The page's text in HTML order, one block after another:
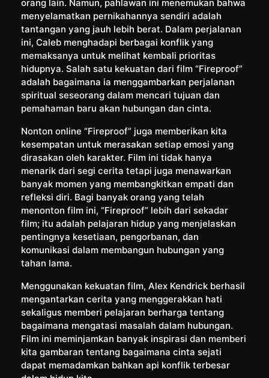
orang lain. Namun, pahlawan ini menemukan bahwa
menyelamatkan pernikahannya sendiri adalah
tantangan yang jauh lebih berat. Dalam perjalanan
ini, Caleb menghadapi berbagai konflik yang
memaksanya untuk melihat kembali prioritas
hidupnya. Salah satu kekuatan dari film “Fireproof”
adalah bagaimana ia menggambarkan perjalanan
spiritual seseorang dalam mencari tujuan dan
pemahaman baru akan hubungan dan cinta.
Nonton online “Fireproof” juga memberikan kita
kesempatan untuk merasakan setiap emosi yang
dirasakan oleh karakter. Film ini tidak hanya
menarik dari segi cerita tetapi juga menawarkan
banyak momen yang membangkitkan empati dan
refleksi diri. Bagi banyak orang yang telah
menonton film ini, “Fireproof” lebih dari sekadar
film; itu adalah pelajaran hidup yang menjelaskan
pentingnya kesetiaan, pengorbanan, dan
komunikasi dalam membangun hubungan yang
tahan lama.
Menggunakan kekuatan film, Alex Kendrick berhasil
mengantarkan cerita yang menggerakkan hati
sekaligus memberi pelajaran berharga tentang
bagaimana mengatasi masalah dalam hubungan.
Film ini meminjamkan banyak inspirasi dan memberi
kita gambaran tentang bagaimana cinta sejati
dapat memadamkan bahkan api konflik terbesar